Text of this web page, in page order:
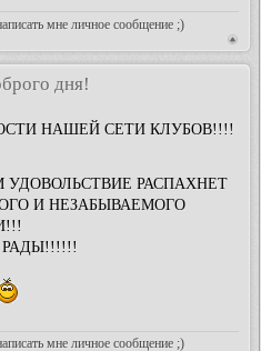
мне личное сообщение ;)
дня!
НАШЕЙ СЕТИ КЛУБОВ!!!!
УДОВОЛЬСТВИЕ РАСПАХНЕТ
И НЕЗАБЫВАЕМОГО
мне личное сообщение ;)